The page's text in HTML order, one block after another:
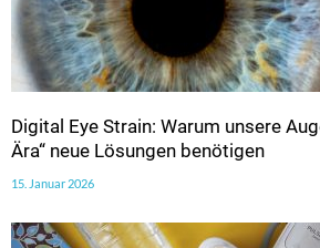
Digital Eye Strain: Warum unsere
Ära“ neue Lösungen benötigen
15. Januar 2026